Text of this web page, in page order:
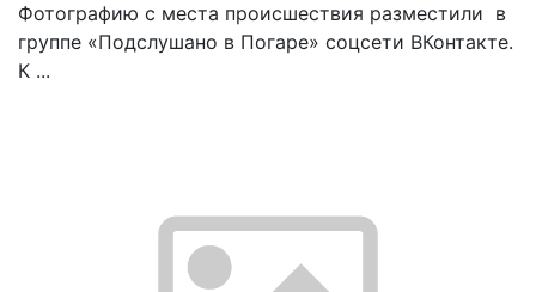
Фотографию с места происшествия разместили в
группе «Подслушано в Погаре» соцсети ВКонтакте.
К ...